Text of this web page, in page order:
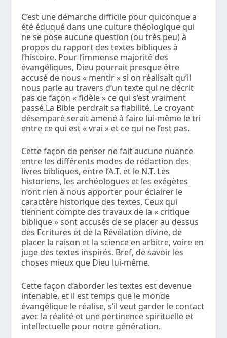
C’est une démarche difficile pour quiconque a
été éduqué dans une culture théologique qui
ne se pose aucune question (ou très peu) à
propos du rapport des textes bibliques à
l’histoire. Pour l’immense majorité des
évangéliques, Dieu pourrait presque être
accusé de nous « mentir » si on réalisait qu’il
nous parle au travers d’un texte qui ne décrit
pas de façon « fidèle » ce qui s’est vraiment
passé.La Bible perdrait sa fiabilité. Le croyant
désemparé serait amené à faire lui-même le tri
entre ce qui est « vrai » et ce qui ne l’est pas.
Cette façon de penser ne fait aucune nuance
entre les différents modes de rédaction des
livres bibliques, entre l’A.T. et le N.T. Les
historiens, les archéologues et les exégètes
n’ont rien à nous apporter pour éclairer le
caractère historique des textes. Ceux qui
tiennent compte des travaux de la « critique
biblique » sont accusés de se placer au dessus
des Ecritures et de la Révélation divine, de
placer la raison et la science en arbitre, voire en
juge des textes inspirés. Bref, de savoir les
choses mieux que Dieu lui-même.
Cette façon d’aborder les textes est devenue
intenable, et il est temps que le monde
évangélique le réalise, s’il veut garder le contact
avec la réalité et une pertinence spirituelle et
intellectuelle pour notre génération.